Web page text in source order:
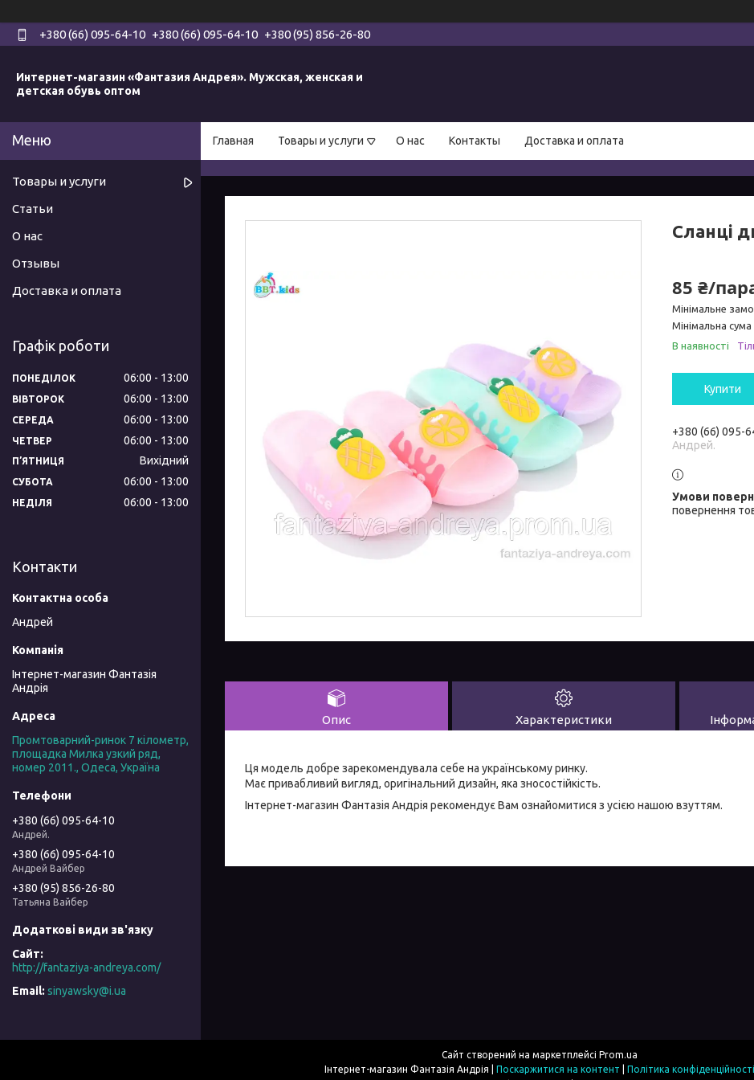
+380 (66) 095-64-10 +380 (66) 095-64-10 +380 (95) 856-26-80
Интернет-магазин «Фантазия Андрея». Мужская, женская и
детская обувь оптом
Главная Товары и услуги О нас Контакты Доставка и оплата
Сланці
85 ₴/
Мінімальне
Мінімальна
В наявності
Купити
+380 (66) 095-
Андрей.
повернення
Опис Характеристики
Ця модель добре зарекомендувала себе на українському ринку.
Має привабливий вигляд, оригінальний дизайн, яка зносостійкість.
Інтернет-магазин Фантазія Андрія рекомендує Вам ознайомитися з усією нашою взуттям.
Товары и услуги
Статьи
О нас
Отзывы
Доставка и оплата
Графік роботи
ПОНЕДІЛОК 06:00 13:00
ВІВТОРОК 06:00 13:00
СЕРЕДА 06:00 13:00
ЧЕТВЕР 06:00 13:00
ПʼЯТНИЦЯ Вихідний
СУБОТА 06:00 13:00
НЕДІЛЯ 06:00 13:00
Контакти
Андрей
Інтернет-магазин Фантазія
Андрія
Промтоварний-ринок 7 кілометр,
площадка Милка узкий ряд,
номер 2011., Одеса, Україна
+380 (66) 095-64-10
Андрей.
+380 (66) 095-64-10
Андрей Вайбер
+380 (95) 856-26-80
Татьяна Вайбер
http://fantaziya-andreya.com/
sinyawsky@i.ua
Сайт створений на маркетплейсі Prom.ua
Поскаржитися на контент
Політика конфіденційності